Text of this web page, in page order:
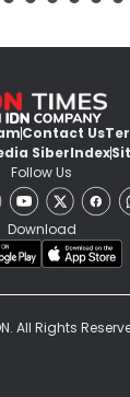
Contact Us
SiberIndex
Follow Us
Download
All Rights